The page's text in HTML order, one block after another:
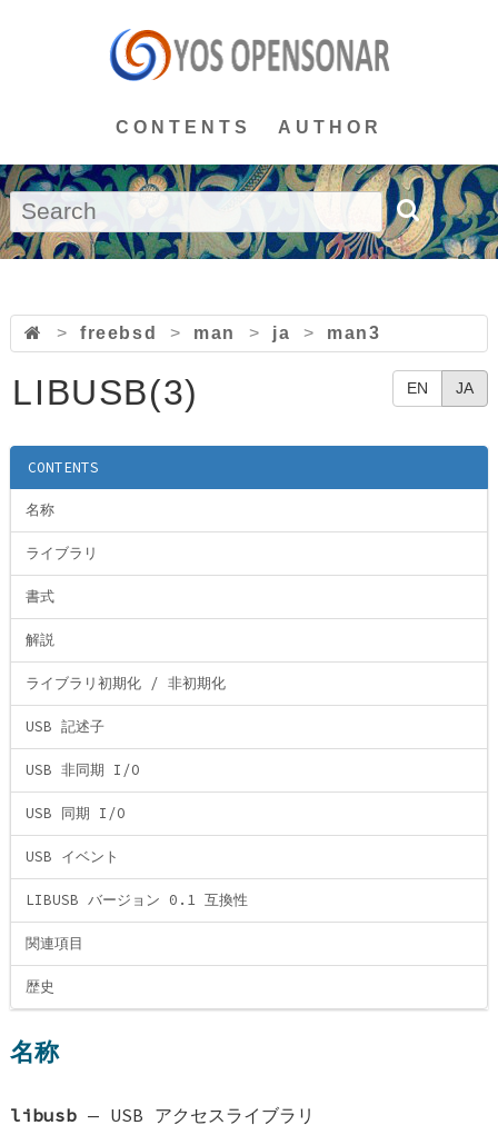
CONTENTS AUTHOR
> freebsd > man > ja > man3
EN JA
LIBUSB(3)
CONTENTS
名称
ライブラリ
書式
解説
ライブラリ初期化 / 非初期化
USB 記述子
USB 非同期 I/O
USB 同期 I/O
USB イベント
LIBUSB バージョン 0.1 互換性
関連項目
歴史
名称
libusb — USB アクセスライブラリ